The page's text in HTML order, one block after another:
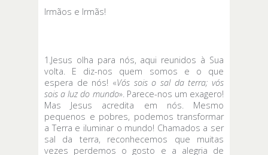
Irmãos e Irmãs!
1.Jesus olha para nós, aqui reunidos à Sua
volta. E diz-nos quem somos e o que
espera de nós! «Vós sois o sal da terra; vós
sois a luz do mundo». Parece-nos um exagero!
Mas Jesus acredita em nós. Mesmo
pequenos e pobres, podemos transformar
a Terra e iluminar o mundo! Chamados a ser
sal da terra, reconhecemos que muitas
vezes perdemos o gosto e a alegria de